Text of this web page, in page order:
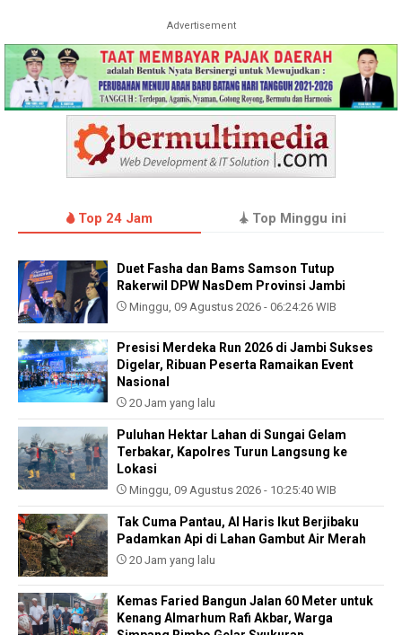
Advertisement
Top 24 Jam Top Minggu ini
Duet Fasha dan Bams Samson Tutup
Rakerwil DPW NasDem Provinsi Jambi
Minggu, 09 Agustus 2026 - 06:24:26 WIB
Presisi Merdeka Run 2026 di Jambi Sukses
Digelar, Ribuan Peserta Ramaikan Event
Nasional
20 Jam yang lalu
Puluhan Hektar Lahan di Sungai Gelam
Terbakar, Kapolres Turun Langsung ke
Lokasi
Minggu, 09 Agustus 2026 - 10:25:40 WIB
Tak Cuma Pantau, Al Haris Ikut Berjibaku
Padamkan Api di Lahan Gambut Air Merah
20 Jam yang lalu
Kemas Faried Bangun Jalan 60 Meter untuk
Kenang Almarhum Rafi Akbar, Warga